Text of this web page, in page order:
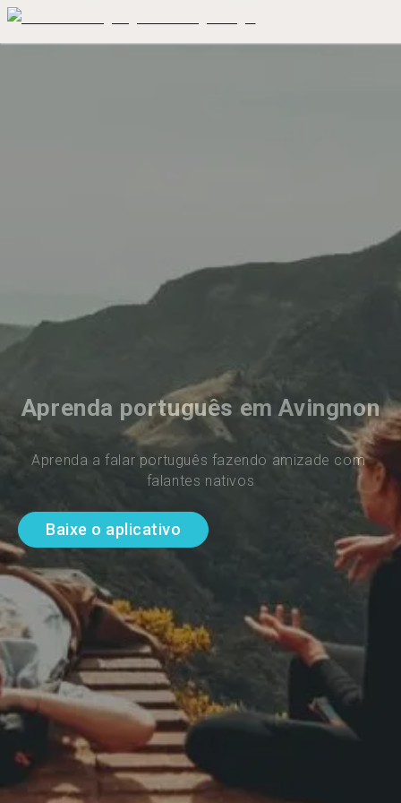
Aprenda português em Avingnon
Aprenda a falar português fazendo amizade com
falantes nativos
Baixe o aplicativo